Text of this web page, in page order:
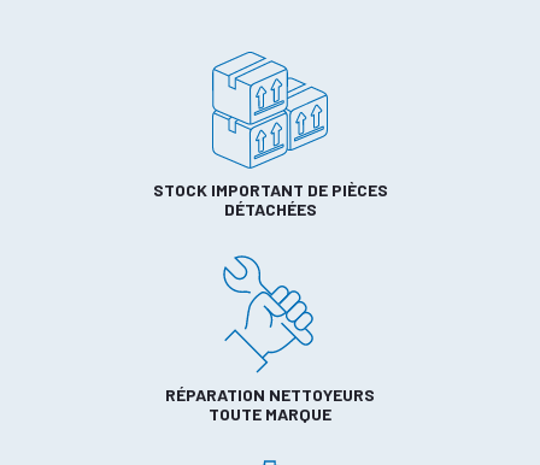
STOCK IMPORTANT DE PIÈCES
DÉTACHÉES
RÉPARATION NETTOYEURS
TOUTE MARQUE